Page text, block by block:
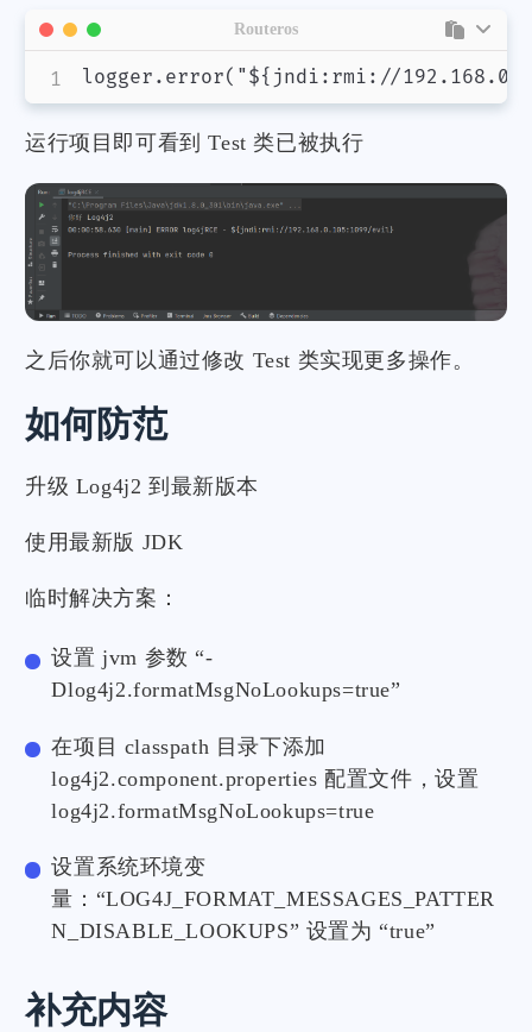
Routeros
运行项目即可看到 Test 类已被执行
之后你就可以通过修改 Test 类实现更多操作。
如何防范
升级 Log4j2 到最新版本
使用最新版 JDK
临时解决方案：
设置 jvm 参数 “-
Dlog4j2.formatMsgNoLookups=true”
在项目 classpath 目录下添加
log4j2.component.properties 配置文件，设置
log4j2.formatMsgNoLookups=true
设置系统环境变
量：“LOG4J_FORMAT_MESSAGES_PATTER
N_DISABLE_LOOKUPS” 设置为 “true”
补充内容